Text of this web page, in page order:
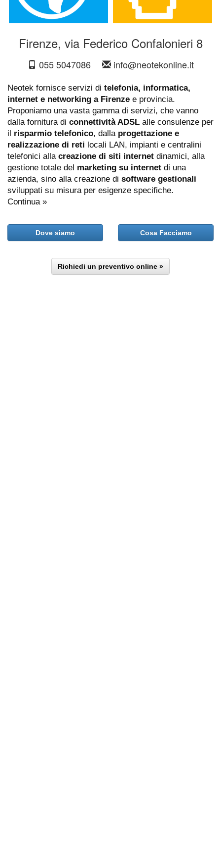
Firenze, via Federico Confalonieri 8
055 5047086 info@neotekonline.it
Neotek fornisce servizi di telefonia, informatica,
internet e networking a Firenze e provincia.
Proponiamo una vasta gamma di servizi, che vanno
dalla fornitura di connettività ADSL alle consulenze per
il risparmio telefonico, dalla progettazione e
realizzazione di reti locali LAN, impianti e centralini
telefonici alla creazione di siti internet dinamici, alla
gestione totale del marketing su internet di una
azienda, sino alla creazione di software gestionali
sviluppati su misura per esigenze specifiche.
Continua »
Dove siamo Cosa Facciamo
Richiedi un preventivo online »